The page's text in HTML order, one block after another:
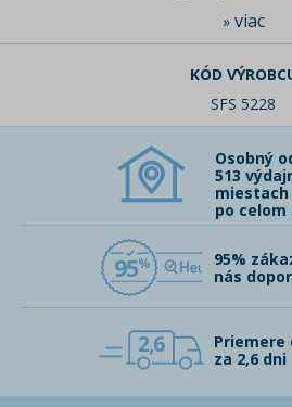
» viac
KÓD
SFS 5228
Osobný
513
miestach
po celom
95
95%
nás
2,6
Priemere
za 2,6 dni